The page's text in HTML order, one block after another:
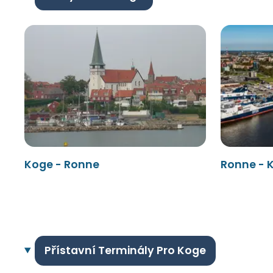
Koge - Ronne Ronne -
Přístavní Terminály Pro Koge